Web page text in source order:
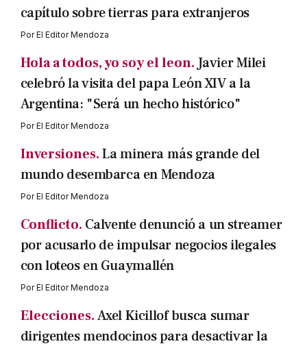
capítulo sobre tierras para extranjeros
PorEl Editor Mendoza
Hola a todos, yo soy el leon. Javier Milei
celebró la visita del papa León XIV a la
Argentina: "Será un hecho histórico"
PorEl Editor Mendoza
Inversiones.La minera más grande del
mundo desembarca en Mendoza
PorEl Editor Mendoza
Conflicto. Calvente denunció a un streamer
por acusarlo de impulsar negocios ilegales
con loteos en Guaymallén
PorEl Editor Mendoza
Elecciones.Axel Kicillof busca sumar
dirigentes mendocinos para desactivar la